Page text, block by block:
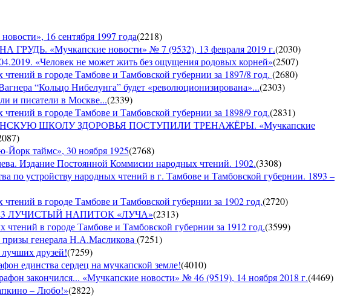
16 сентября 1997 года(2218)
«Мучкапские новости» № 7 (9532), 13 февраля 2019 г.(2030)
«Человек не может жить без ощущения родовых корней»(2507)
в городе Тамбове и Тамбовской губернии за 1897/8 год. (2680)
“Кольцо Нибелунга” будет «революционизирована»...(2303)
и писатели в Москве...(2339)
в городе Тамбове и Тамбовской губернии за 1898/9 год.(2831)
ШКОЛУ ЗДОРОВЬЯ ПОСТУПИЛИ ТРЕНАЖЁРЫ. «Мучкапские
)
Йорк таймс», 30 ноября 1925(2768)
Постоянной Коммисии народных чтений. 1902.(3308)
по устройству народных чтений в г. Тамбове и Тамбовской губернии. 1893 –
в городе Тамбове и Тамбовской губернии за 1902 год.(2720)
23 ЛУЧИСТЫЙ НАПИТОК «ЛУЧА»(2313)
в городе Тамбове и Тамбовской губернии за 1912 год.(3599)
генерала Н.А.Масликова(7251)
друзей!(7259)
единства сердец на мучкапской земле!(4010)
закончился... «Мучкапские новости» № 46 (9519), 14 ноября 2018 г.(4469)
– Любо!»(2822)